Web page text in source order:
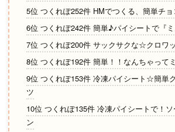
5位 つくれぽ252件 HMでつくる、簡単チ
6位 つくれぽ242件 簡単♪パイシートで『ミ
7位 つくれぽ200件 サックサクな☆クロワ
8位 つくれぽ192件 簡単！！なんちゃって
9位 つくれぽ153件 冷凍パイシート☆簡単
ツ
10位 つくれぽ135件 冷凍パイシートで！
ン